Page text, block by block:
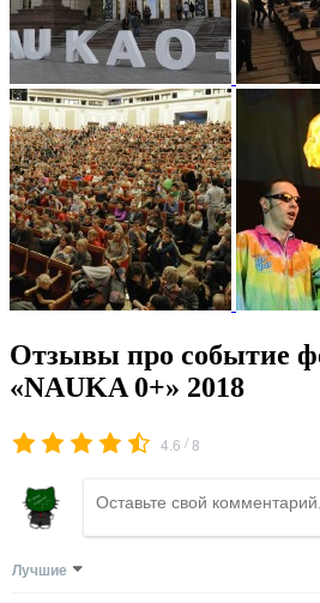
Отзывы про событие
«NAUKA 0+» 2018
4.6 /8
Лучшие